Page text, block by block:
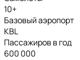
10+
Базовый аэропорт
KBL
Пассажиров в год
600 000